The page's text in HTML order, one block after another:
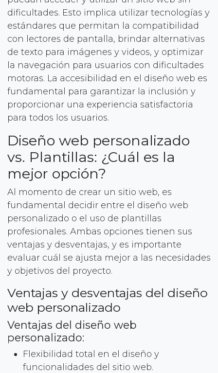
dificultades. Esto implica utilizar tecnologías y
estándares que permitan la compatibilidad
con lectores de pantalla, brindar alternativas
de texto para imágenes y videos, y optimizar
la navegación para usuarios con dificultades
motoras. La accesibilidad en el diseño web es
fundamental para garantizar la inclusión y
proporcionar una experiencia satisfactoria
para todos los usuarios.
Diseño web personalizado
vs. Plantillas: ¿Cuál es la
mejor opción?
Al momento de crear un sitio web, es
fundamental decidir entre el diseño web
personalizado o el uso de plantillas
profesionales. Ambas opciones tienen sus
ventajas y desventajas, y es importante
evaluar cuál se ajusta mejor a las necesidades
y objetivos del proyecto.
Ventajas y desventajas del diseño
web personalizado
Ventajas del diseño web
personalizado:
Flexibilidad total en el diseño y
funcionalidades del sitio web.